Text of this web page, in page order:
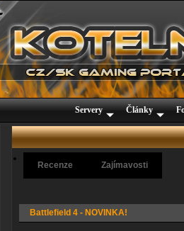
Servery Články
Recenze Zajímavosti
Battlefield 4 - NOVINKA!